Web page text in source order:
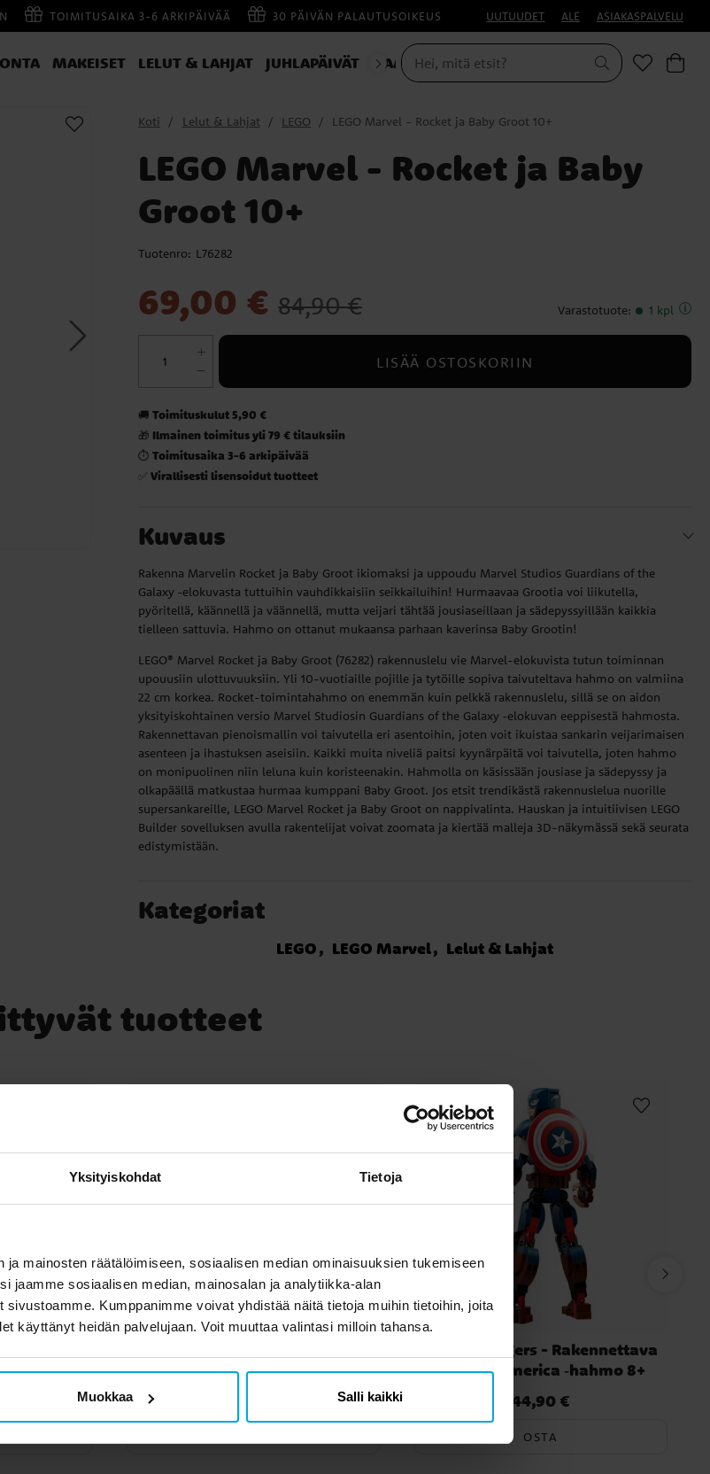
Yksityiskohdat Tietoja
mainosten räätälöimiseen, sosiaalisen median ominaisuuksien tukemiseen
jaamme sosiaalisen median, mainosalan ja analytiikka-alan
Kumppanimme voivat yhdistää näitä tietoja muihin tietoihin, joita
käyttänyt heidän palvelujaan. Voit muuttaa valintasi milloin tahansa.
Muokkaa Salli kaikki
TOIMITUSAIKA 3-6 ARKIPÄIVÄÄ 30 PÄIVÄN PALAUTUSOIKEUS UUTUUDET ALE ASIAKASPALVELU
MAKEISET LELUT & LAHJAT JUHLAPÄIVÄT NAAMIAISET
Koti Lelut & Lahjat LEGO LEGO Marvel - Rocket ja Baby Groot 10+
LEGO Marvel - Rocket ja Baby
Groot 10+
Tuotenro: L76282
69,00 € 84,90 € Varastotuote: 1 kpl
LISÄÄ OSTOSKORIIN
🚚Toimituskulut 5,90 €
🎁 Ilmainen toimitus yli 79 € tilauksiin
⏱️Toimitusaika 3-6 arkipäivää
✅Virallisesti lisensoidut tuotteet
Kuvaus
Rakenna Marvelin Rocket ja Baby Groot ikiomaksi ja uppoudu Marvel Studios Guardians of the
Galaxy ‑elokuvasta tuttuihin vauhdikkaisiin seikkailuihin! Hurmaavaa Grootia voi liikutella,
pyöritellä, käännellä ja väännellä, mutta veijari tähtää jousiaseillaan ja sädepyssyillään kaikkia
tielleen sattuvia. Hahmo on ottanut mukaansa parhaan kaverinsa Baby Grootin!
LEGO® Marvel Rocket ja Baby Groot (76282) rakennuslelu vie Marvel-elokuvista tutun toiminnan
upouusiin ulottuvuuksiin. Yli 10-vuotiaille pojille ja tytöille sopiva taivuteltava hahmo on valmiina
22 cm korkea. Rocket-toimintahahmo on enemmän kuin pelkkä rakennuslelu, sillä se on aidon
yksityiskohtainen versio Marvel Studiosin Guardians of the Galaxy ‑elokuvan eeppisestä hahmosta.
Rakennettavan pienoismallin voi taivutella eri asentoihin, joten voit ikuistaa sankarin veijarimaisen
asenteen ja ihastuksen aseisiin. Kaikki muita niveliä paitsi kyynärpäitä voi taivutella, joten hahmo
on monipuolinen niin leluna kuin koristeenakin. Hahmolla on käsissään jousiase ja sädepyssy ja
olkapäällä matkustaa hurmaa kumppani Baby Groot. Jos etsit trendikästä rakennuslelua nuorille
supersankareille, LEGO Marvel Rocket ja Baby Groot on nappivalinta. Hauskan ja intuitiivisen LEGO
Builder sovelluksen avulla rakentelijat voivat zoomata ja kiertää malleja 3D-näkymässä sekä seurata
edistymistään.
Kategoriat
LEGO LEGO Marvel Lelut & Lahjat
tuotteet
8+
LEGO Avengers - Rakennettava
Captain America ‑hahmo 8+
Hinta:44,90 €
44,90 €
OSTA